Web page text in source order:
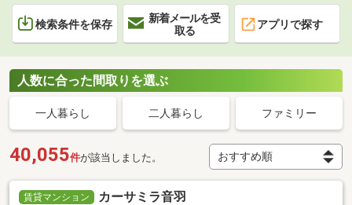
検索条件を保存
新着メールを受
取る
アプリで探す
人数に合った間取りを選ぶ
一人暮らし 二人暮らし ファミリー
40,055件が該当しました。
賃貸マンション カーサミラ音羽